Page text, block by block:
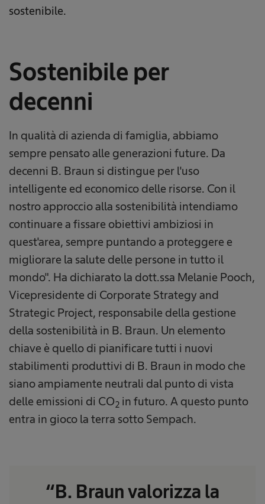
sostenibile.
Sostenibile per
decenni
In qualità di azienda di famiglia, abbiamo
sempre pensato alle generazioni future. Da
decenni B. Braun si distingue per l'uso
intelligente ed economico delle risorse. Con il
nostro approccio alla sostenibilità intendiamo
continuare a fissare obiettivi ambiziosi in
quest'area, sempre puntando a proteggere e
migliorare la salute delle persone in tutto il
mondo". Ha dichiarato la dott.ssa Melanie Pooch,
Vicepresidente di Corporate Strategy and
Strategic Project, responsabile della gestione
della sostenibilità in B. Braun. Un elemento
chiave è quello di pianificare tutti i nuovi
stabilimenti produttivi di B. Braun in modo che
siano ampiamente neutrali dal punto di vista
delle emissioni di CO2 in futuro. A questo punto
entra in gioco la terra sotto Sempach.
“B. Braun valorizza la